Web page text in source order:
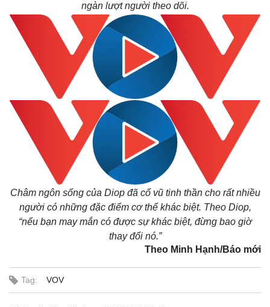
ngàn lượt người theo dõi.
Châm ngôn sống của Diop đã cổ vũ tinh thần cho rất nhiều
người có những đặc điểm cơ thể khác biệt. Theo Diop,
“nếu bạn may mắn có được sự khác biệt, đừng bao giờ
thay đổi nó.”
Theo Minh Hạnh/Báo mới
Tag: VOV